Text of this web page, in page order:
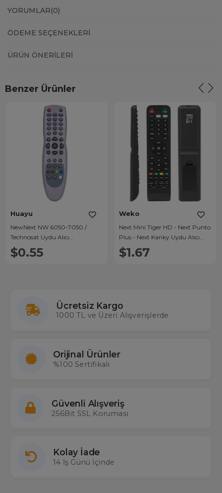
YORUMLAR(0)
ÖDEME SEÇENEKLERI
ÜRÜN ÖNERILERI
Benzer Ürünler
Huayu
NewNext NW 6050-7050 /
Technosat Uydu Alıcı
Kumandası
$0.55
Weko
Next Mini Tiger HD - Next Punto
Plus - Next Kanky Uydu Alıcı
Kumandası
$1.67
Ücretsiz Kargo
1000 TL ve Üzeri Alışverişlerde
Orijinal Ürünler
%100 Sertifikalı
Güvenli Alışveriş
256Bit SSL Koruması
Kolay İade
14 İş Günü İçinde